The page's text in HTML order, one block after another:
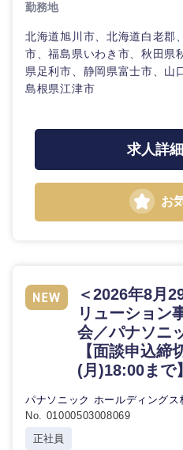
勤務地
北海道旭川市、北海道白老郡
市、福島県いわき市、秋田県
県足利市、静岡県富士市、山
島根県江津市
求人詳
お
＜2026年8月
リューション
会／パナソニ
【面談申込締
(月)18:00まで】
パナソニック ホールディングス
No. 01000503008069
正社員